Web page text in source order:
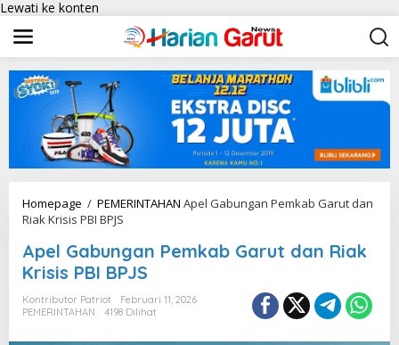
Lewati ke konten
Homepage / PEMERINTAHAN Apel Gabungan Pemkab Garut dan
Riak Krisis PBI BPJS
Apel Gabungan Pemkab Garut dan Riak
Krisis PBI BPJS
Kontributor Patriot
Februari 11, 2026
PEMERINTAHAN
4198 Dilihat